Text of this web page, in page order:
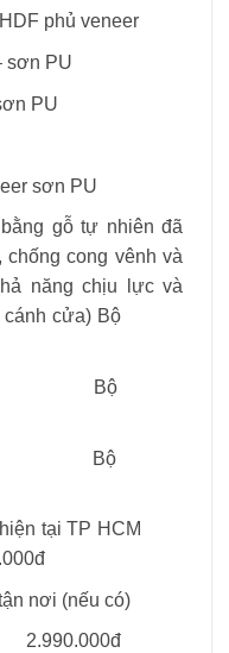
phủ veneer
sơn PU
PU
sơn PU
gỗ tự nhiên đã
cong vênh và
năng chịu lực và
cánh cửa) Bộ
bộ) Bộ
tròn Bộ
tại TP HCM
nơi (nếu có)